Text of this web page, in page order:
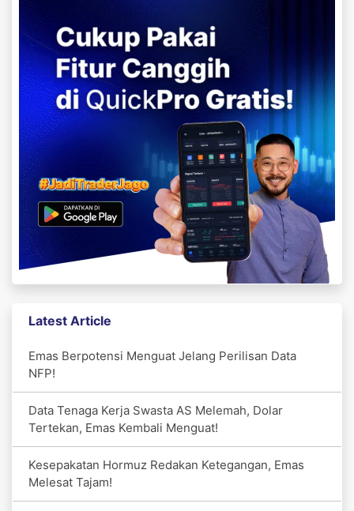
Latest Article
Emas Berpotensi Menguat Jelang Perilisan Data
NFP!
Data Tenaga Kerja Swasta AS Melemah, Dolar
Tertekan, Emas Kembali Menguat!
Kesepakatan Hormuz Redakan Ketegangan, Emas
Melesat Tajam!